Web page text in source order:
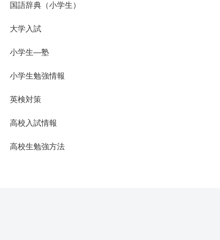
国語辞典（小学生）
大学入試
小学生―塾
小学生勉強情報
英検対策
高校入試情報
高校生勉強方法